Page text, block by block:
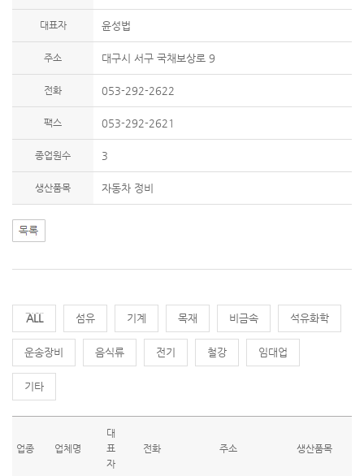
대표자 윤성법
주소 대구시 서구 국채보상로 9
전화 053-292-2622
팩스 053-292-2621
종업원수 3
생산품목 자동차 정비
전체 섬유 기계 목재 비금속 석유화학
운송장비 음식류 전기 철강 임대업
기타
업종 업체명
대
표
자
전화 주소 생산품목